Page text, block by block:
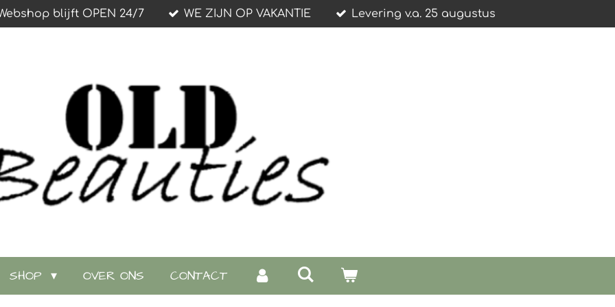
blijft OPEN 24/7 WE ZIJN OP VAKANTIE Levering v.a. 25 augustus
SHOP OVER ONS CONTACT